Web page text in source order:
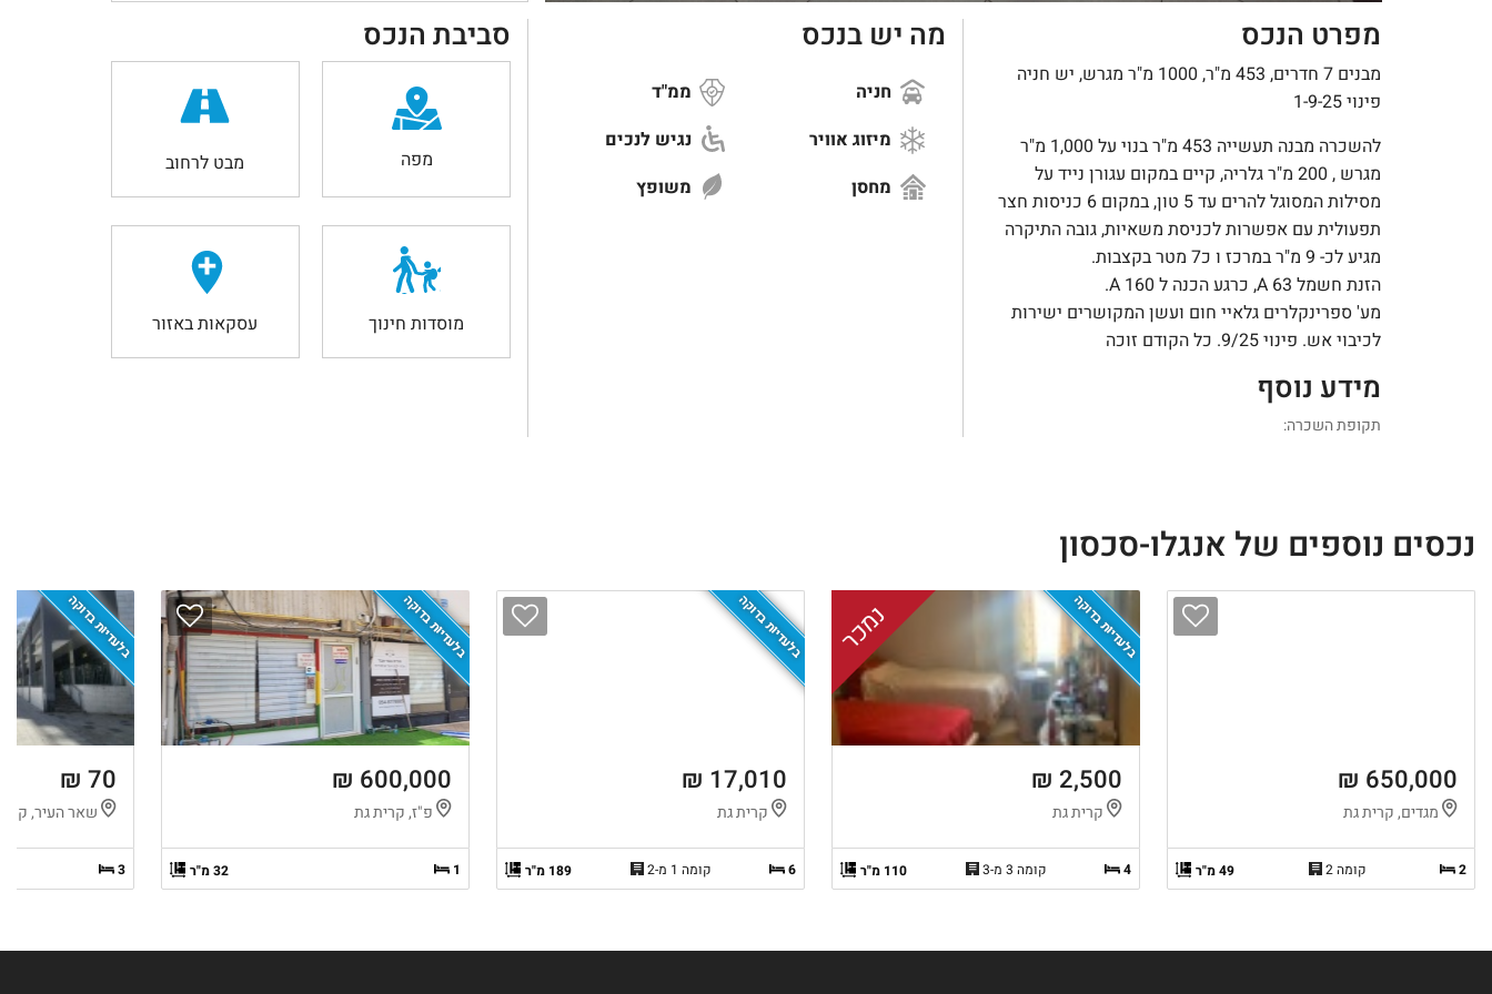
מפרט הנכס
מבנים 7 חדרים, 453 מ"ר, 1000 מ"ר מגרש, יש חניה
פינוי 1-9-25
להשכרה מבנה תעשייה 453 מ"ר בנוי על 1,000 מ"ר
מגרש , 200 מ"ר גלריה, קיים במקום עגורן נייד על
מסילות המסוגל להרים עד 5 טון, במקום 6 כניסות חצר
תפעולית עם אפשרות לכניסת משאיות, גובה התיקרה
מגיע לכ- 9 מ"ר במרכז ו כ7 מטר בקצבות.
הזנת חשמל 63 A, כרגע הכנה ל 160 A.
מע' ספרינקלרים גלאיי חום ועשן המקושרים ישירות
לכיבוי אש. פינוי 9/25. כל הקודם זוכה
מידע נוסף
תקופת השכרה:
מה יש בנכס
חניה
ממ"ד
מיזוג אוויר
נגיש לנכים
מחסן
משופץ
סביבת הנכס
מפה מבט לרחוב
מוסדות חינוך עסקאות באזור
נכסים נוספים של אנגלו-סכסון
650,000 ₪
מגדים, קרית גת
2 קומה 2 49 מ"ר
בלעדיות בדוקה נמכר
2,500 ₪
קרית גת
4 קומה 3 מ-3 110 מ"ר
בלעדיות בדוקה
17,010 ₪
קרית גת
6 קומה 1 מ-2 189 מ"ר
בלעדיות בדוקה
600,000 ₪
פ"ז, קרית גת
1 32 מ"ר
בלעדיות בדוקה
70 ₪
שאר העיר,
3